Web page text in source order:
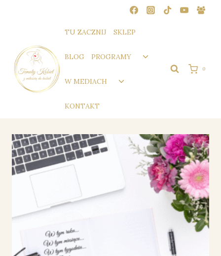
TU ZACZNIJ SKLEP
BLOG PROGRAMY
Przełącz
podrzędne
W MEDIACH
Przełącz
KONTAKT
0